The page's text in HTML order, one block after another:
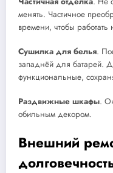
менять. Частичное
времени, чтобы
Сушилка для белья.
западнёй для батарей.
функциональные,
Раздвижные шкафы.
обильным декором.
Внешний